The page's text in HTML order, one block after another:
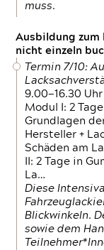
muss.
Ausbildung zum
nicht einzeln
Termin 7/10:
9.00—16.30 Uhr
Modul I: 2
Grundlagen
Hersteller +
Schäden am
II: 2 Tage in
La…
Diese
Blickwinkeln.
sowie dem